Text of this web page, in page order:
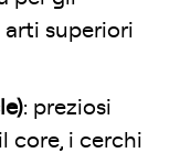
superiori
: preziosi
core, i cerchi